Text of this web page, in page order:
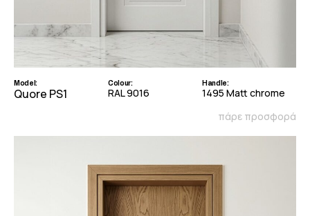
Model:
Quore PS1
Colour:
RAL 9016
Handle:
1495 Matt chrome
πάρε προσφορά